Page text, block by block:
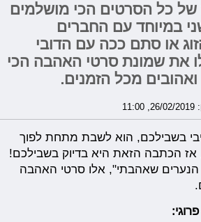
כל הסרטים הכי מושלמים
במיוחד עם החברים
או סתם ככה עם הדובי
את שמונת סרטי האהבה הכי
מכל הזמנים.
בשבילכם, הוא לשבת מתחת לפוך
אז הכתבה הזאת היא בדיוק בשבילכם!
הנערים שאהבתי", אלו סרטי האהבה